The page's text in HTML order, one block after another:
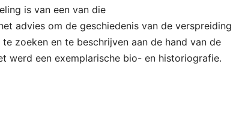
is van een van die
advies om de geschiedenis van de verspreiding
zoeken en te beschrijven aan de hand van de
werd een exemplarische bio- en historiografie.